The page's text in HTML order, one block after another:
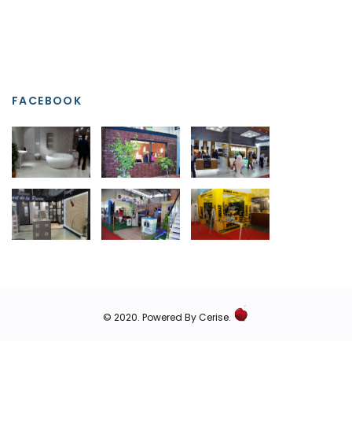
FACEBOOK
© 2020. Powered By Cerise.